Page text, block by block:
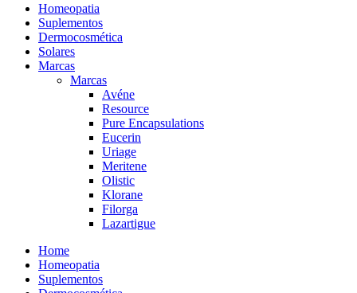
Homeopatia
Suplementos
Dermocosmética
Solares
Marcas
Marcas
Avéne
Resource
Pure Encapsulations
Eucerin
Uriage
Meritene
Olistic
Klorane
Filorga
Lazartigue
Home
Homeopatia
Suplementos